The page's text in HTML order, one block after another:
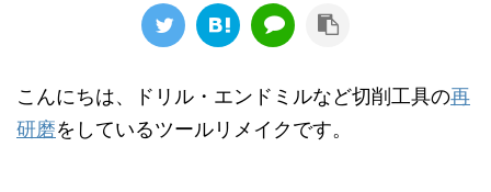
こんにちは、ドリル・エンドミルなど切削工具の再
研磨をしているツールリメイクです。